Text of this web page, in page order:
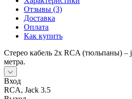
Отзывы (3)
Доставка
Оплата
Как купить
Стерео кабель 2x RCA (тюльпаны) –
метра.
Вход
RCA, Jack 3.5